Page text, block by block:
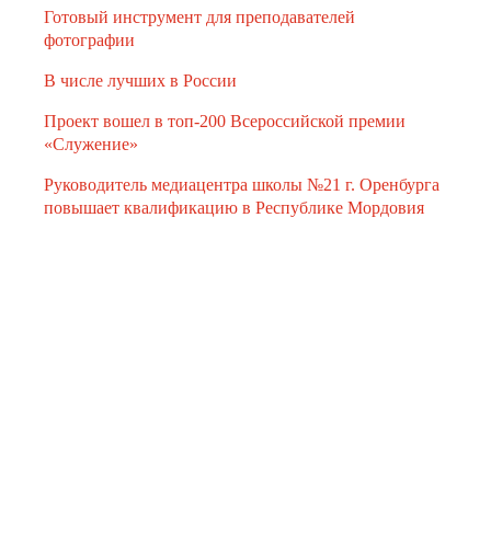
Готовый инструмент для преподавателей
фотографии
В числе лучших в России
Проект вошел в топ-200 Всероссийской премии
«Служение»
Руководитель медиацентра школы №21 г. Оренбурга
повышает квалификацию в Республике Мордовия